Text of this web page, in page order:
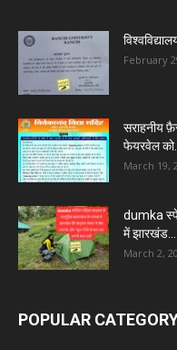
February
सराहनीय
फेयरवेल को...
March 19,
dumka
में झारखंड...
March 2,
POPULAR